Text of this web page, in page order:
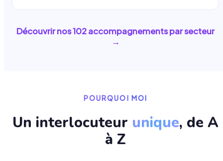
Découvrir nos102accompagnements par secteur
→
POURQUOI MOI
Un interlocuteur unique, de A
à Z